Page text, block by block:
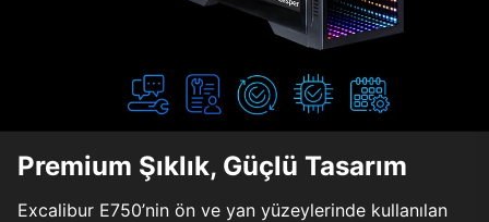
Premium Şıklık, Güçlü Tasarım
Excalibur E750’nin ön ve yan yüzeylerinde kullanılan